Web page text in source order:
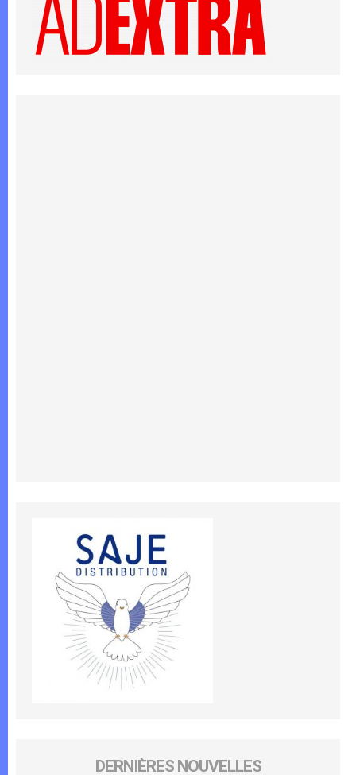
DERNIÈRES NOUVELLES